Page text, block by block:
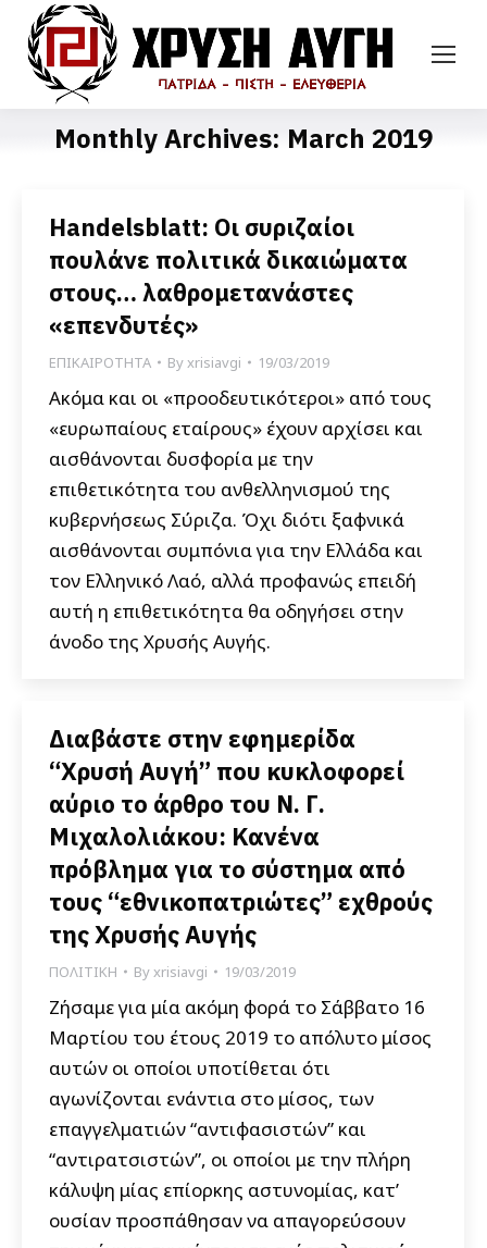
Monthly Archives: March 2019
Handelsblatt: Οι συριζαίοι
πουλάνε πολιτικά δικαιώματα
στους… λαθρομετανάστες
«επενδυτές»
ΕΠΙΚΑΙΡΟΤΗΤΑ Byxrisiavgi 19/03/2019
Ακόμα και οι «προοδευτικότεροι» από τους
«ευρωπαίους εταίρους» έχουν αρχίσει και
αισθάνονται δυσφορία με την
επιθετικότητα του ανθελληνισμού της
κυβερνήσεως Σύριζα. Όχι διότι ξαφνικά
αισθάνονται συμπόνια για την Ελλάδα και
τον Ελληνικό Λαό, αλλά προφανώς επειδή
αυτή η επιθετικότητα θα οδηγήσει στην
άνοδο της Χρυσής Αυγής.
Διαβάστε στην εφημερίδα
“Χρυσή Αυγή” που κυκλοφορεί
αύριο το άρθρο του Ν. Γ.
Μιχαλολιάκου: Κανένα
πρόβλημα για το σύστημα από
τους “εθνικοπατριώτες” εχθρούς
της Χρυσής Αυγής
ΠΟΛΙΤΙΚΗ Byxrisiavgi 19/03/2019
Ζήσαμε για μία ακόμη φορά το Σάββατο 16
Μαρτίου του έτους 2019 το απόλυτο μίσος
αυτών οι οποίοι υποτίθεται ότι
αγωνίζονται ενάντια στο μίσος, των
επαγγελματιών “αντιφασιστών” και
“αντιρατσιστών”, οι οποίοι με την πλήρη
κάλυψη μίας επίορκης αστυνομίας, κατ’
ουσίαν προσπάθησαν να απαγορεύσουν